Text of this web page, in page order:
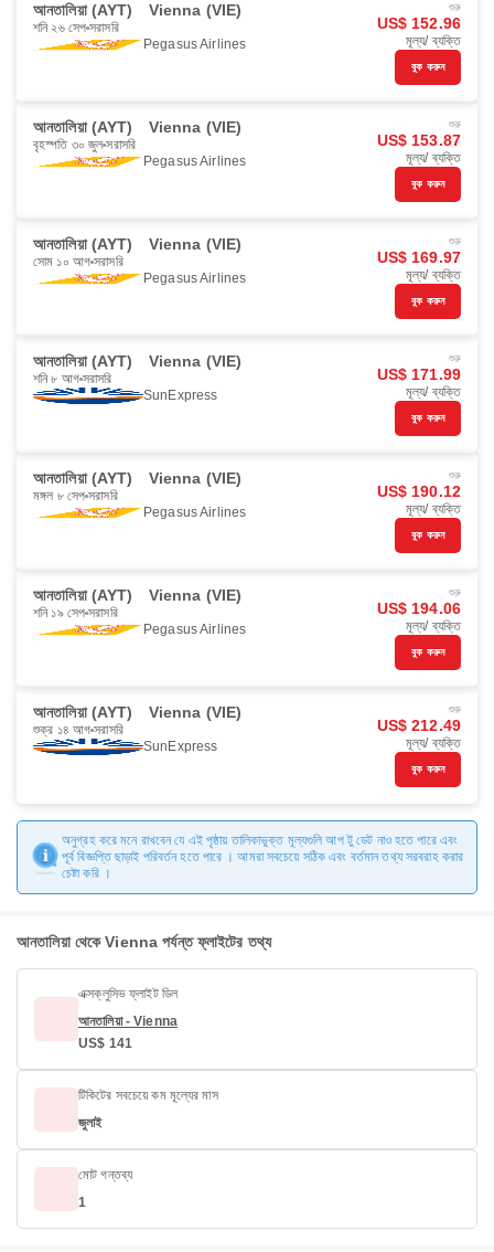
আনতালিয়া (AYT) Vienna (VIE)
শনি ২৬ সেপ সরাসরি
Pegasus Airlines
শুরু
US$ 152.96
মূল্য/ ব্যক্তি
বুক করুন
আনতালিয়া (AYT) Vienna (VIE)
বৃহস্পতি ৩০ জুল সরাসরি
Pegasus Airlines
শুরু
US$ 153.87
মূল্য/ ব্যক্তি
বুক করুন
আনতালিয়া (AYT) Vienna (VIE)
সোম ১০ আগ সরাসরি
Pegasus Airlines
শুরু
US$ 169.97
মূল্য/ ব্যক্তি
বুক করুন
আনতালিয়া (AYT) Vienna (VIE)
শনি ৮ আগ সরাসরি
SunExpress
শুরু
US$ 171.99
মূল্য/ ব্যক্তি
বুক করুন
আনতালিয়া (AYT) Vienna (VIE)
মঙ্গল ৮ সেপ সরাসরি
Pegasus Airlines
শুরু
US$ 190.12
মূল্য/ ব্যক্তি
বুক করুন
আনতালিয়া (AYT) Vienna (VIE)
শনি ১৯ সেপ সরাসরি
Pegasus Airlines
শুরু
US$ 194.06
মূল্য/ ব্যক্তি
বুক করুন
আনতালিয়া (AYT) Vienna (VIE)
শুক্র ১৪ আগ সরাসরি
SunExpress
শুরু
US$ 212.49
মূল্য/ ব্যক্তি
বুক করুন
অনুগ্রহ করে মনে রাখবেন যে এই পৃষ্ঠায় তালিকাভুক্ত মূল্যগুলি আপ টু ডেট নাও হতে পারে এবং
পূর্ব বিজ্ঞপ্তি ছাড়াই পরিবর্তন হতে পারে । আমরা সবচেয়ে সঠিক এবং বর্তমান তথ্য সরবরাহ করার
চেষ্টা করি ।
আনতালিয়া থেকে Vienna পর্যন্ত ফ্লাইটের তথ্য
এক্সক্লুসিভ ফ্লাইট ডিল
আনতালিয়া - Vienna
US$ 141
টিকিটের সবচেয়ে কম মূল্যের মাস
জুলাই
মোট গন্তব্য
1